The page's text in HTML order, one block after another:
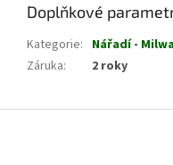
Doplňkové
Kategorie: Nářadí -
Záruka: 2 roky